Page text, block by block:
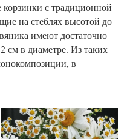
с традиционной
на стеблях высотой до
имеют достаточно
см в диаметре. Из таких
в